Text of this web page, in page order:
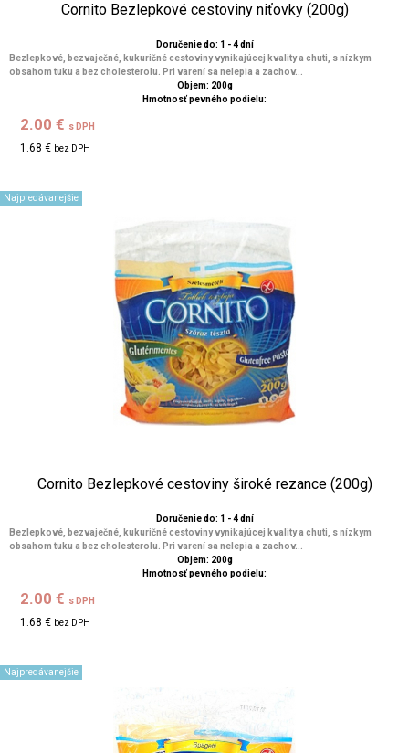
Cornito Bezlepkové cestoviny niťovky (200g)
Doručenie do: 1 - 4 dní
Bezlepkové, bezvaječné, kukuričné cestoviny vynikajúcej kvality a chuti, s nízkym
obsahom tuku a bez cholesterolu. Pri varení sa nelepia a zachov...
Objem: 200g
Hmotnosť pevného podielu:
2.00 € s DPH
1.68 € bez DPH
Najpredávanejšie
Cornito Bezlepkové cestoviny široké rezance (200g)
Doručenie do: 1 - 4 dní
Bezlepkové, bezvaječné, kukuričné cestoviny vynikajúcej kvality a chuti, s nízkym
obsahom tuku a bez cholesterolu. Pri varení sa nelepia a zachov...
Objem: 200g
Hmotnosť pevného podielu:
2.00 € s DPH
1.68 € bez DPH
Najpredávanejšie